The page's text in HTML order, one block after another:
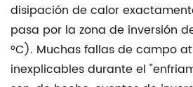
disipación de calor
pasa por la zona de inversión
°C). Muchas fallas de campo
inexplicables durante el